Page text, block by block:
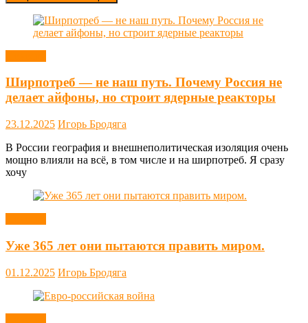
Ширпотреб — не наш путь. Почему Россия не
делает айфоны, но строит ядерные реакторы
23.12.2025 Игорь Бродяга
В России география и внешнеполитическая изоляция очень
мощно влияли на всё, в том числе и на ширпотреб. Я сразу
хочу
Уже 365 лет они пытаются править миром.
01.12.2025 Игорь Бродяга